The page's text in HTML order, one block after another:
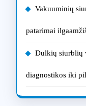
Vakuuminių
patarimai
Dulkių siurblių
diagnostikos iki